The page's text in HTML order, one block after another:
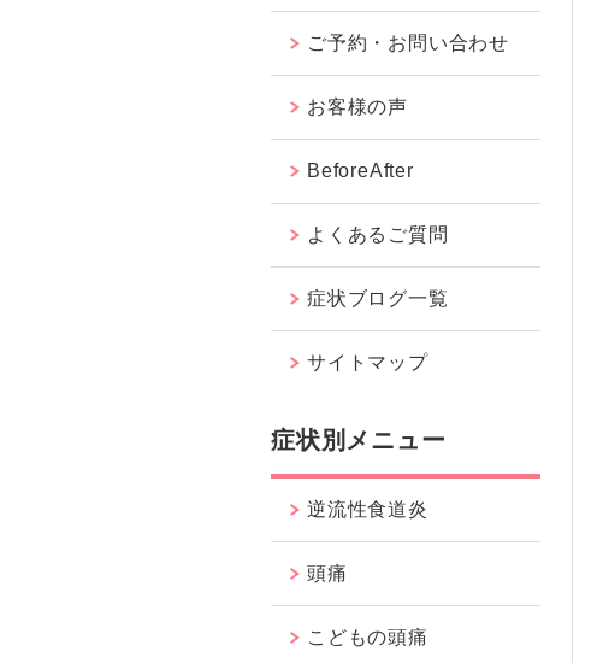
ご予約・お問い合わせ
お客様の声
BeforeAfter
よくあるご質問
症状ブログ一覧
サイトマップ
症状別メニュー
逆流性食道炎
頭痛
こどもの頭痛